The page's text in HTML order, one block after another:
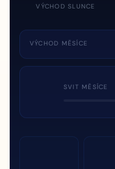
VÝCHOD SLUNCE
VÝCHOD MĚSÍCE
SVIT MĚSÍCE